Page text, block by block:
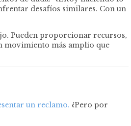
desafíos similares. Con un
Pueden proporcionar recursos,
movimiento más amplio que
un reclamo. ¿Pero por